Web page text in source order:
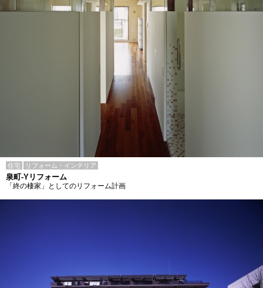
住宅 リフォーム・インテリア
泉町-Yリフォーム
「終の棲家」としてのリフォーム計画